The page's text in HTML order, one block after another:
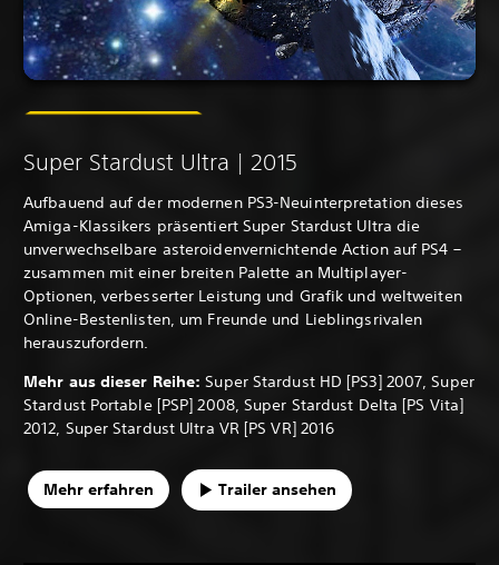
Super Stardust Ultra | 2015
Aufbauend auf der modernen PS3-Neuinterpretation dieses
Amiga-Klassikers präsentiert Super Stardust Ultra die
unverwechselbare asteroidenvernichtende Action auf PS4 –
zusammen mit einer breiten Palette an Multiplayer-
Optionen, verbesserter Leistung und Grafik und weltweiten
Online-Bestenlisten, um Freunde und Lieblingsrivalen
herauszufordern.
Mehr aus dieser Reihe: Super Stardust HD [PS3] 2007, Super
Stardust Portable [PSP] 2008, Super Stardust Delta [PS Vita]
2012, Super Stardust Ultra VR [PS VR] 2016
Mehr erfahren Trailer ansehen